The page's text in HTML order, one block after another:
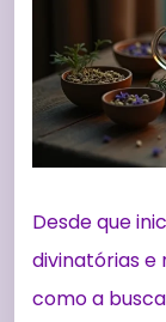
Desde que
divinatórias e
como a